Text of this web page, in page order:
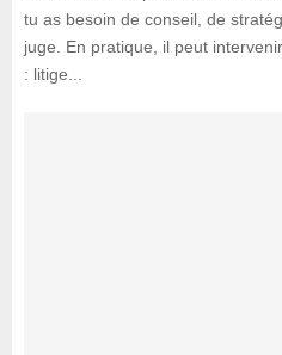
tu as besoin de conseil, de
juge. En pratique, il peut
: litige...